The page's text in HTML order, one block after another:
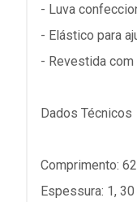
- Luva
- Elástico para
- Revestida
Dados Técnicos
Comprimento:
Espessura: 1, 30